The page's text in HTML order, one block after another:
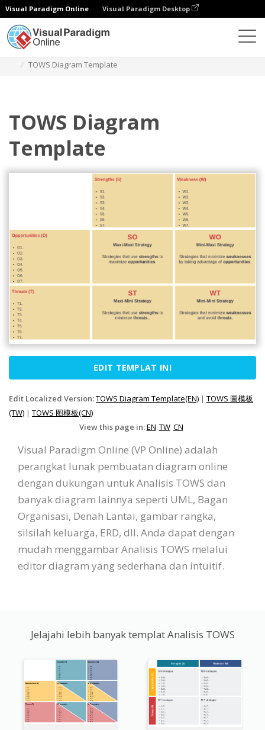
Visual Paradigm Online Visual Paradigm Desktop
TOWS Diagram Template
TOWS Diagram
Template
EDIT TEMPLAT INI
Edit Localized Version:TOWS Diagram Template(EN) | TOWS 圖模板
(TW) | TOWS 图模板(CN)
View this page in:EN TW CN
Visual Paradigm Online (VP Online) adalah
perangkat lunak pembuatan diagram online
dengan dukungan untuk Analisis TOWS dan
banyak diagram lainnya seperti UML, Bagan
Organisasi, Denah Lantai, gambar rangka,
silsilah keluarga, ERD, dll. Anda dapat dengan
mudah menggambar Analisis TOWS melalui
editor diagram yang sederhana dan intuitif.
Jelajahi lebih banyak templat Analisis TOWS